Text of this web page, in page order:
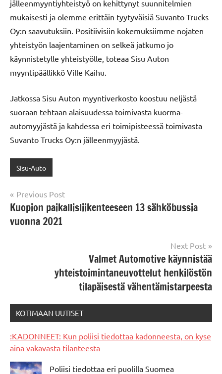
jälleenmyyntiyhteistyö on kehittynyt suunnitelmien
mukaisesti ja olemme erittäin tyytyväisiä Suvanto Trucks
Oy:n saavutuksiin. Positiivisiin kokemuksiimme nojaten
yhteistyön laajentaminen on selkeä jatkumo jo
käynnistetylle yhteistyölle, toteaa Sisu Auton
myyntipäällikkö Ville Kaihu.
Jatkossa Sisu Auton myyntiverkosto koostuu neljästä
suoraan tehtaan alaisuudessa toimivasta kuorma-
automyyjästä ja kahdessa eri toimipisteessä toimivasta
Suvanto Trucks Oy:n jälleenmyyjästä.
Sisu-Auto
Post
navigation
Previous Post
Kuopion paikallisliikenteeseen 13 sähköbussia
vuonna 2021
Next Post
Valmet Automotive käynnistää
yhteistoimintaneuvottelut henkilöstön
tilapäisestä vähentämistarpeesta
KOTIMAAN UUTISET
:KADONNEET: Kun poliisi tiedottaa kadonneesta, on kyse
aina vakavasta tilanteesta
Poliisi tiedottaa eri puolilla Suomea